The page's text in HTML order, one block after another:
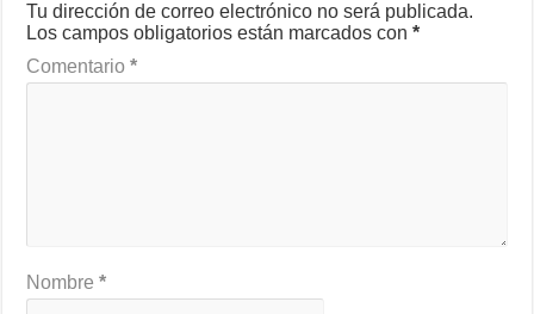
Tu dirección de correo electrónico no será publicada.
Los campos obligatorios están marcados con*
Comentario*
Nombre*